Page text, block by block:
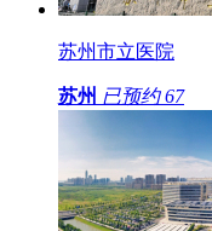
苏州市立医院
苏州 已预约 67